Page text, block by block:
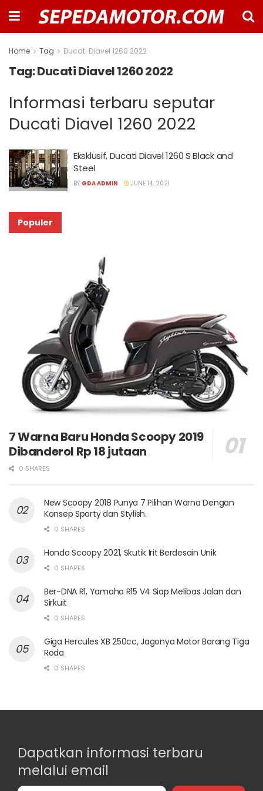
Home Tag Ducati Diavel 1260 2022
Tag:Ducati Diavel 1260 2022
Informasi terbaru seputar
Ducati Diavel 1260 2022
Eksklusif, Ducati Diavel 1260 S Black and
Steel
BY GDA ADMIN JUNE 14, 2021
Populer
7 Warna Baru Honda Scoopy 2019
Dibanderol Rp 18 jutaan
0 SHARES
New Scoopy 2018 Punya 7 Pilihan Warna Dengan
Konsep Sporty dan Stylish.
0 SHARES
Honda Scoopy 2021, Skutik Irit Berdesain Unik
0 SHARES
Ber-DNA R1, Yamaha R15 V4 Siap Melibas Jalan dan
Sirkuit
0 SHARES
Giga Hercules XB 250cc, Jagonya Motor Barang Tiga
Roda
0 SHARES
Dapatkan informasi terbaru
melalui email